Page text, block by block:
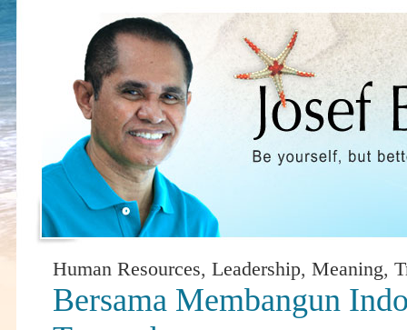
Human Resources, Leadership, Meaning,
Bersama Membangun